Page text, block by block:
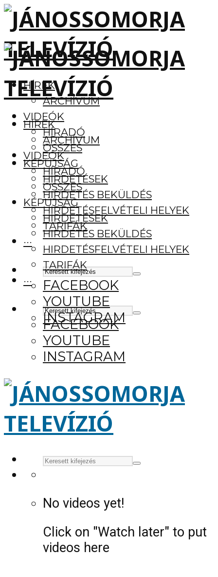
HÍREK
ARCHÍVUM
VIDEÓK
HÍRADÓ
ÖSSZES
KÉPÚJSÁG
HIRDETÉSEK
HIRDETÉS BEKÜLDÉS
HIRDETÉSFELVÉTELI HELYEK
TARIFÁK
···
FACEBOOK
YOUTUBE
INSTAGRAM
HÍREK
ARCHÍVUM
VIDEÓK
HÍRADÓ
ÖSSZES
KÉPÚJSÁG
HIRDETÉSEK
HIRDETÉS BEKÜLDÉS
HIRDETÉSFELVÉTELI HELYEK
TARIFÁK
···
FACEBOOK
YOUTUBE
INSTAGRAM
No videos yet!
Click on "Watch later" to put
videos here